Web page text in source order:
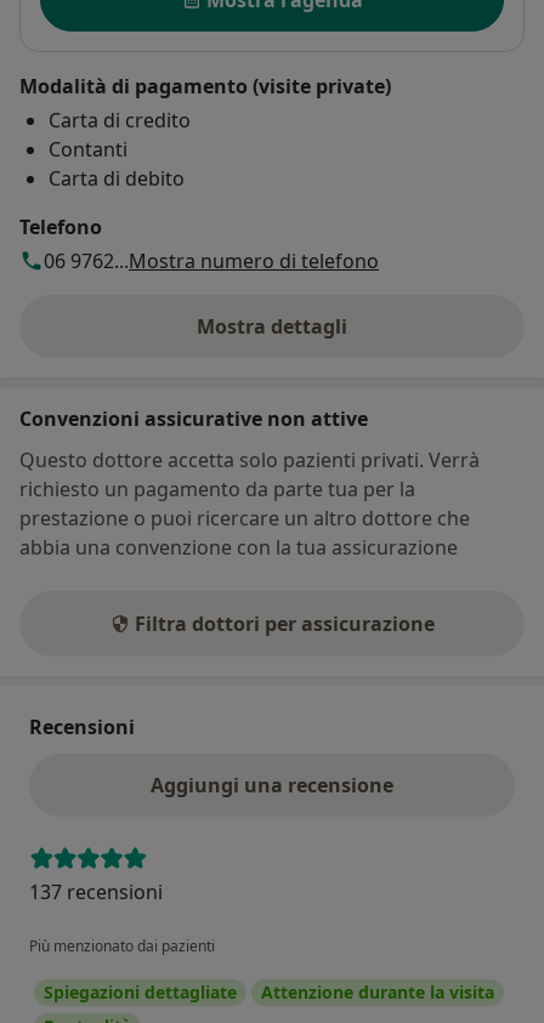
Modalità di pagamento (visite private)
Carta di credito
Contanti
Carta di debito
Telefono
06 9762...Mostra numero di telefono
Mostra dettagli
sull'indirizzo
Convenzioni assicurative non attive
Questo dottore accetta solo pazienti privati. Verrà
richiesto un pagamento da parte tua per la
prestazione o puoi ricercare un altro dottore che
abbia una convenzione con la tua assicurazione
Filtra dottori per assicurazione
Recensioni
Aggiungi una recensione
137 recensioni
Più menzionato dai pazienti
Spiegazioni dettagliate
Attenzione durante la visita